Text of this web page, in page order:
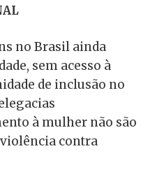
no Brasil ainda
sem acesso à
de inclusão no
à mulher não são
contra